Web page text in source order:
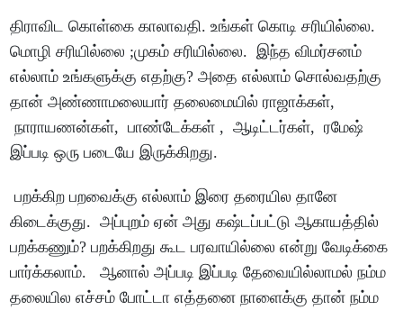
திராவிட கொள்கை காலாவதி. உங்கள் கொடி சரியில்லை.
மொழி சரியில்லை ;முகம் சரியில்லை. இந்த விமர்சனம்
எல்லாம் உங்களுக்கு எதற்கு? அதை எல்லாம் சொல்வதற்கு
தான் அண்ணாமலையார் தலைமையில் ராஜாக்கள்,
நாராயணன்கள், பாண்டேக்கள் , ஆடிட்டர்கள், ரமேஷ்
இப்படி ஒரு படையே இருக்கிறது.
பறக்கிற பறவைக்கு எல்லாம் இரை தரையில தானே
கிடைக்குது. அப்புறம் ஏன் அது கஷ்டப்பட்டு ஆகாயத்தில்
பறக்கணும்? பறக்கிறது கூட பரவாயில்லை என்று வேடிக்கை
பார்க்கலாம். ஆனால் அப்படி இப்படி தேவையில்லாமல் நம்ம
தலையில எச்சம் போட்டா எத்தனை நாளைக்கு தான் நம்ம